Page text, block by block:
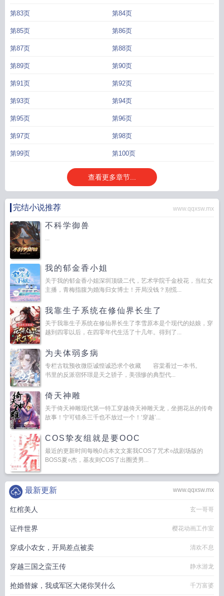
第83页 第84页
第85页 第86页
第87页 第88页
第89页 第90页
第91页 第92页
第93页 第94页
第95页 第96页
第97页 第98页
第99页 第100页
查看更多章节...
完结小说推荐 www.qqxsw.mx
不科学御兽
...
我的郁金香小姐
关于我的郁金香小姐深圳顶级二代，艺术学院千金校花，当红女
主播，青梅指腹为婚海归女博士！开局没钱？别慌...
我靠生子系统在修仙界长生了
关于我靠生子系统在修仙界长生了李雪原本是个现代的姑娘，穿
越到四零以后，在四零年代生活了十几年。得到了...
为夫体弱多病
专栏古耽预收微臣诚惶诚恐求个收藏 容棠看过一本书。
书里的反派宿怀璟是天之骄子，美强惨的典型代...
倚天神雕
关于倚天神雕现代第一特工穿越倚天神雕天龙，坐拥花丛的传奇
故事！宁可错杀三千也不放过一个！‘穿越’...
COS挚友组就是要OOC
最近的更新时间每晚0点本文文案我COS了咒术○战剧场版的
BOSS夏○杰，基友则COS了出圈烫男...
www.qqxsw.mx
最新更新
红棺美人 玄一哥哥
证件世界 樱花动画工作室
穿成小农女，开局差点被卖 清欢不息
穿越三国之蛮王传 静水游龙
抢婚替嫁，我成军区大佬你哭什么 千万富婆